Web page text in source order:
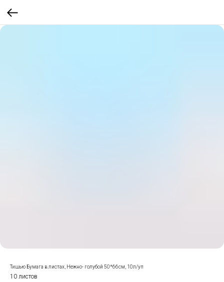
Тишью Бумага в листах, Нежно- голубой 50*66см, 10л/уп
10 листов